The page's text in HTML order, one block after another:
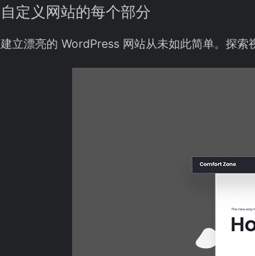
自定义网站的每个部分
建立漂亮的 W​​ordPress 网站从未如此简单。探索